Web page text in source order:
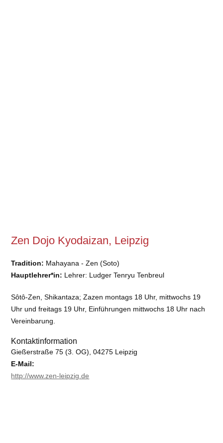
Zen Dojo Kyodaizan, Leipzig
Tradition: Mahayana - Zen (Soto)
Hauptlehrer*in: Lehrer: Ludger Tenryu Tenbreul
Sôtô-Zen, Shikantaza; Zazen montags 18 Uhr, mittwochs 19
Uhr und freitags 19 Uhr, Einführungen mittwochs 18 Uhr nach
Vereinbarung.
Kontaktinformation
Gießerstraße 75 (3. OG), 04275 Leipzig
E-Mail:
http://www.zen-leipzig.de